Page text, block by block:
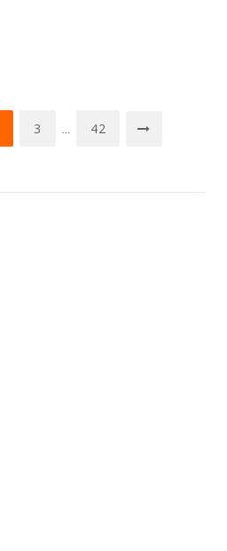
3 … 42